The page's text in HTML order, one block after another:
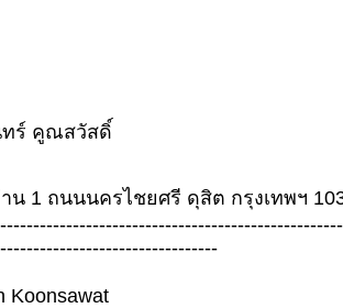
ร์ คูณสวัสดิ์
น 1 ถนนนครไชยศรี ดุสิต กรุงเทพฯ
Koonsawat